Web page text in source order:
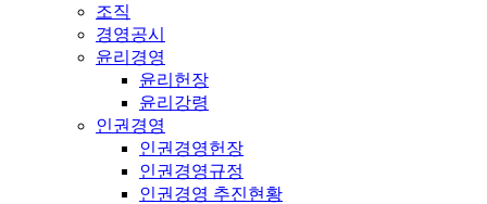
조직
경영공시
윤리경영
윤리헌장
윤리강령
인권경영
인권경영헌장
인권경영규정
인권경영 추진현황